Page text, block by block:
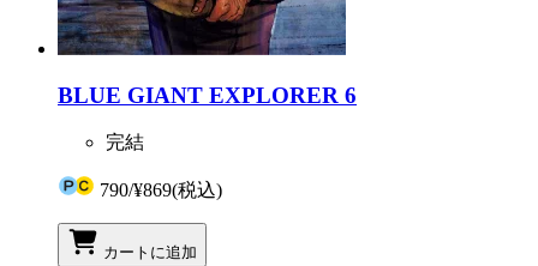
BLUE GIANT EXPLORER 6
完結
790/¥869(税込)
カートに追加